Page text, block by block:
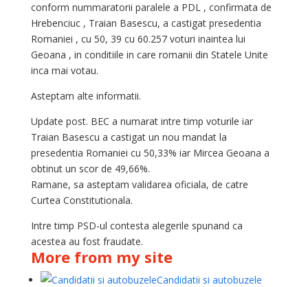
conform nummaratorii paralele a PDL , confirmata de
Hrebenciuc , Traian Basescu, a castigat presedentia
Romaniei , cu 50, 39 cu 60.257 voturi inaintea lui
Geoana , in conditiile in care romanii din Statele Unite
inca mai votau.
Asteptam alte informatii.
Update post. BEC a numarat intre timp voturile iar
Traian Basescu a castigat un nou mandat la
presedentia Romaniei cu 50,33% iar Mircea Geoana a
obtinut un scor de 49,66%.
Ramane, sa asteptam validarea oficiala, de catre
Curtea Constitutionala.
Intre timp PSD-ul contesta alegerile spunand ca
acestea au fost fraudate.
More from my site
Candidatii si autobuzele